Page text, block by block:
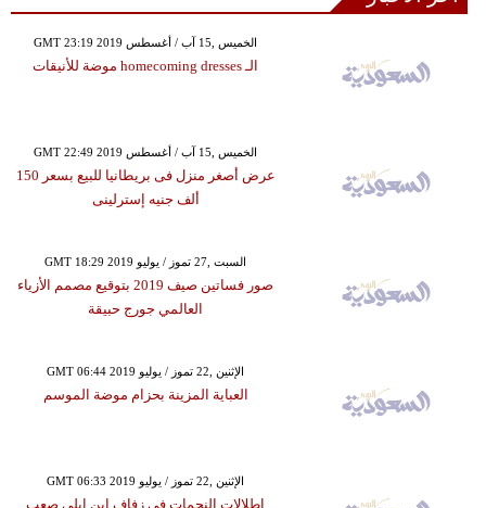
GMT 23:19 2019 الخميس ,15 آب / أغسطس
الـ homecoming dresses موضة للأنيقات
GMT 22:49 2019 الخميس ,15 آب / أغسطس
عرض أصغر منزل فى بريطانيا للبيع بسعر 150
ألف جنيه إسترلينى
GMT 18:29 2019 السبت ,27 تموز / يوليو
صور فساتين صيف 2019 بتوقيع مصمم الأزياء
العالمي جورج حبيقة
GMT 06:44 2019 الإثنين ,22 تموز / يوليو
العباية المزينة بحزام موضة الموسم
GMT 06:33 2019 الإثنين ,22 تموز / يوليو
إطلالات النجمات في زفاف ابن إيلي صعب